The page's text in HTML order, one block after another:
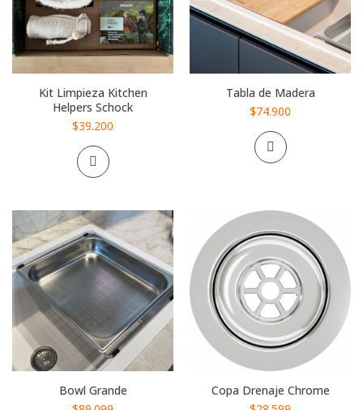
Kit Limpieza Kitchen
Helpers Schock
$39.200
Tabla de Madera
$74.900
Bowl Grande
Copa Drenaje Chrome